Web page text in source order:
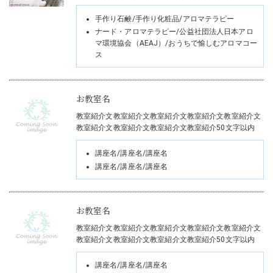
手作り石鹸/手作り化粧品/アロマテラピー
ナード・アロマテラピー/公益社団法人日本アロ
マ環境協会（AEAJ）/おうちで愉しむアロマコー
ス
お教室名
教室紹介文教室紹介文教室紹介文教室紹介文教室紹介文
教室紹介文教室紹介文教室紹介文教室紹介50文字以内
講座名/講座名/講座名
講座名/講座名/講座名
お教室名
教室紹介文教室紹介文教室紹介文教室紹介文教室紹介文
教室紹介文教室紹介文教室紹介文教室紹介50文字以内
講座名/講座名/講座名